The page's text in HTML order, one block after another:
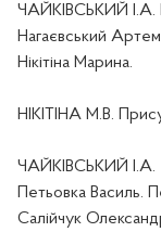
ЧАЙКІВСЬКИЙ І.А.
Нагаєвський
Нікітіна Марина.
НІКІТІНА М.В.
ЧАЙКІВСЬКИЙ І.А.
Петьовка Василь.
Салійчук